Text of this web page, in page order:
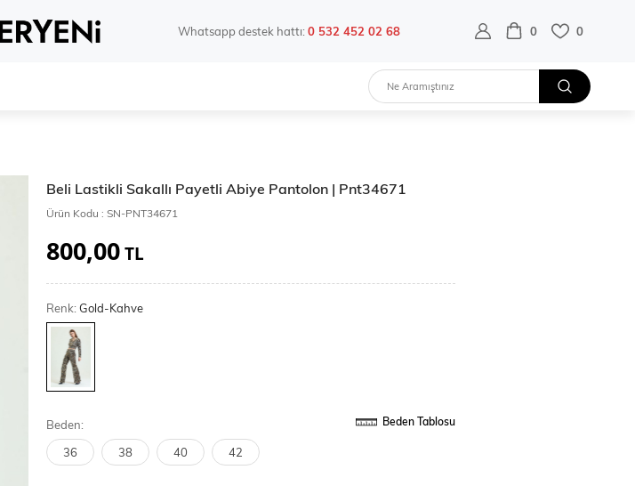
Whatsapp destek hattı:0 532 452 02 68 0 0
Beli Lastikli Sakallı Payetli Abiye Pantolon | Pnt34671
Ürün Kodu : SN-PNT34671
800,00TL
Renk:Gold-Kahve
Beden: Beden Tablosu
36 38 40 42